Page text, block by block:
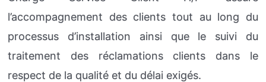
l’accompagnement des clients tout au long du
processus d’installation ainsi que le suivi du
traitement des réclamations clients dans le
respect de la qualité et du délai exigés.